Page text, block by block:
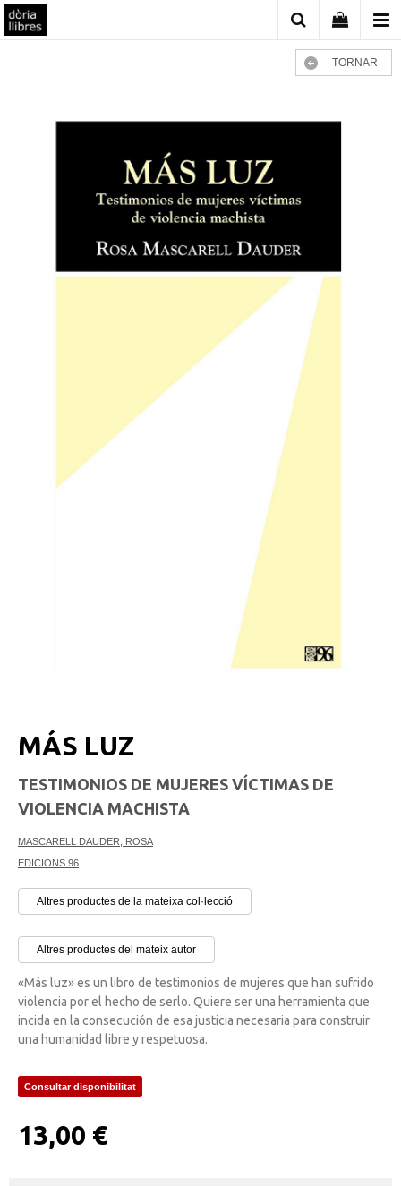
TORNAR
MÁS LUZ
TESTIMONIOS DE MUJERES VÍCTIMAS DE
VIOLENCIA MACHISTA
MASCARELL DAUDER, ROSA
EDICIONS 96
Altres productes de la mateixa col·lecció
Altres productes del mateix autor
«Más luz» es un libro de testimonios de mujeres que han sufrido
violencia por el hecho de serlo. Quiere ser una herramienta que
incida en la consecución de esa justicia necesaria para construir
una humanidad libre y respetuosa.
Consultar disponibilitat
13,00 €